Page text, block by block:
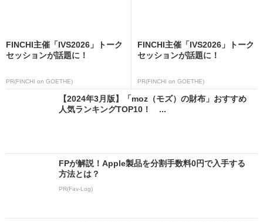
FINCHI主催「IVS2026」トーク
セッションが話題に！
PR(FINCHI on GOETHE)
FINCHI主催「IVS2026」トーク
セッションが話題に！
PR(FINCHI on GOETHE)
【2024年3月版】「moz（モズ）の財布」おすすめ
人気ランキングTOP10！ ...
FPが解説！Apple製品を分割手数料0円で入手する
方法とは？
PR(Fav-Log)